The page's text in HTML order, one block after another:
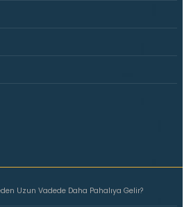
Uzun Vadede Daha Pahalıya Gelir?